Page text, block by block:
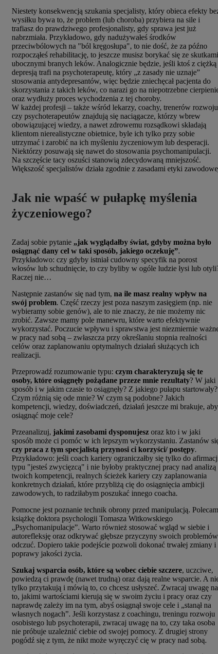
Niestety konsekwencją szukania specjalisty, który obieca efekty
wysiłku bywa to, że problem (lub choroba) przybiera na sile i
trafiasz do prawdziwego profesjonalisty, gdy sprawa jest już
nabrzmiała. Przykładowo, gdy nadużywałeś środków
przeciwbólowych na "ból kręgosłupa", to nie dość, że za późno
rozpocząłeś rehabilitację, to jeszcze musisz borykać się ze skutkami
ubocznymi branych leków. Analogicznie będzie, jeśli ktoś z ciężką
depresją trafi na psychoterapeutę, który „z zasady nie uznaje”
stosowania antydepresantów, więc będzie zniechęcał pacjenta do
skorzystania z takich leków, co narazi go na niepotrzebne
oraz wydłuży proces wychodzenia z tej choroby.
W każdej profesji – także wśród lekarzy, coachy, trenerów rozwoju
czy psychoterapeutów znajdują się naciągacze, którzy wbrew
obowiązującej wiedzy, a nawet zdrowemu rozsądkowi składają
klientom nierealistyczne obietnice, byle ich tylko przy sobie
utrzymać i zarobić na ich myśleniu życzeniowym lub desperacji.
Niektórzy posuwają się nawet do stosowania psychomanipulacji.
Na szczęście tacy oszuści stanowią zdecydowaną mniejszość.
Większość specjalistów działa zgodnie z zasadami etyki
Jak nie wpaść w pułapkę myślenia
życzeniowego?
Zadaj sobie pytanie „jak wyglądałby świat, gdyby można było
osiągnąć dany cel w taki sposób, jakiego oczekuję”.
Przykładowo: czy gdyby istniał cudowny specyfik na porost
włosów lub schudnięcie, to czy byliby w ogóle ludzie łysi lub
Raczej nie…
Następnie zastanów się nad tym, na ile masz realny wpływ na
swój problem. Część rzeczy jest poza naszym zasięgiem (np. nie
wybieramy sobie genów), ale to nie znaczy, że nie możemy nic
zrobić. Zawsze mamy pole manewru, które warto efektywnie
wykorzystać. Poczucie wpływu i sprawstwa jest niezmiernie
w pracy nad sobą – zwłaszcza przy określaniu stopnia realności
celów oraz zaplanowaniu optymalnych działań służących ich
realizacji.
Przeprowadź rozumowanie typu: czym charakteryzują się te
osoby, które osiągnęły pożądane przeze mnie rezultaty? W jaki
sposób i w jakim czasie to osiągnęły? Z jakiego pułapu startowały?
Czym różnią się ode mnie? W czym są podobne? Jakich
kompetencji, wiedzy, doświadczeń, działań jeszcze mi brakuje, aby
osiągnąć moje cele?
Przeanalizuj, jakimi zasobami dysponujesz oraz kto i w jaki
sposób może ci pomóc w ich lepszym wykorzystaniu. Zastanów
czy praca z tym specjalistą przynosi ci korzyści/ postępy.
Przykładowo: jeśli coach kariery ograniczałby się tylko do
typu "jesteś zwycięzcą" i nie byłoby praktycznej pracy nad analizą
twoich kompetencji, realnych ścieżek kariery czy zaplanowania
konkretnych działań, które przybliżą cię do osiągnięcia ambicji
zawodowych, to radziłabym poszukać innego coacha.
Pomocne jest poznanie technik obrony przed manipulacją. Polecam
książkę doktora psychologii Tomasza Witkowskiego
„Psychomanipulacje”. Warto również stosować wgląd w siebie i
autorefleksję oraz odkrywać głębsze przyczyny swoich
odczuć. Dopiero takie podejście pozwoli dokonać trwałej zmiany i
poprawy jakości życia.
Szukaj wsparcia osób, które są wobec ciebie szczere, uczciwe,
powiedzą ci prawdę (nawet trudną) oraz dają realne wsparcie. A
tylko przytakują i mówią to, co chcesz usłyszeć. Zwracaj uwagę na
to, jakimi wartościami kierują się w swoim życiu i pracy oraz czy
naprawdę zależy im na tym, abyś osiągnął swoje cele i „stanął na
własnych nogach”. Jeśli korzystasz z coachingu, treningu rozwoju
osobistego lub psychoterapii, zwracaj uwagę na to, czy taka osoba
nie próbuje uzależnić ciebie od swojej pomocy. Z drugiej strony
pogódź się z tym, że nikt może wyręczyć cię w pracy nad sobą.